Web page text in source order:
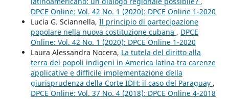
DPCE Online: Vol. 42 No. 1 (2020): DPCE Online 1-2020
Lucia G. Sciannella, Il principio di partecipazione
popolare nella nuova costituzione cubana , DPCE
Online: Vol. 42 No. 1 (2020): DPCE Online 1-2020
Laura Alessandra Nocera, La tutela del diritto alla
terra dei popoli indigeni in America latina tra carenze
applicative e difficile implementazione della
giurisprudenza della Corte IDH: il caso del Paraguay ,
DPCE Online: Vol. 37 No. 4 (2018): DPCE Online 4-2018